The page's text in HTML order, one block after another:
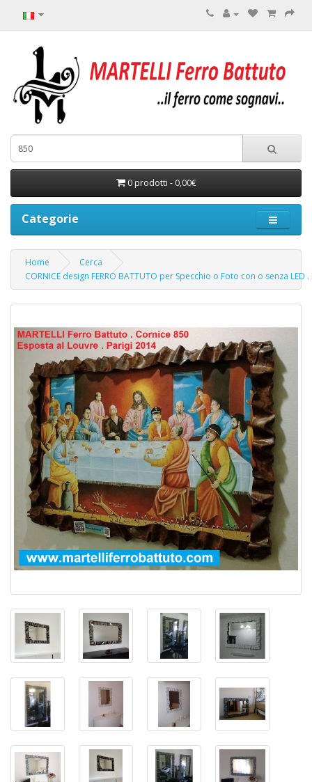
0 prodotti - 0,00€
Categorie
Home
Cerca
CORNICE design FERRO BATTUTO per Specchio o Foto con o senza